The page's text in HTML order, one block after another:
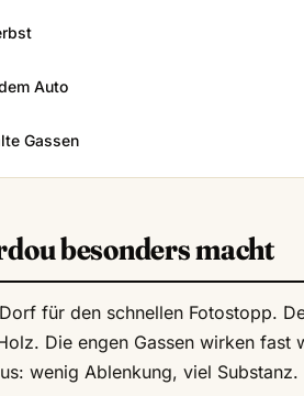
Auto
Gassen
besonders macht
für den schnellen Fotostopp.
Die engen Gassen wirken
wenig Ablenkung, viel Substanz.